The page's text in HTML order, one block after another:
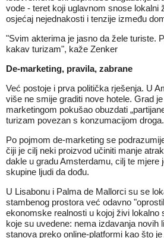
vode - teret koji uglavnom snose lokalni
osjećaj nejednakosti i tenzije između
"Svim akterima je jasno da žele turiste.
kakav turizam", kaže Zenker
De-marketing, pravila, zabrane
Već postoje i prva politička rješenja. U
više ne smije graditi nove hotele. Grad
marketingom pokušao obuzdati
turizam povezan s konzumacijom droga.
Po pojmom de-marketing se
čiji je cilj neki proizvod učiniti manje
dakle u gradu Amsterdamu, cilj te mjere
skupine ljudi da dođu.
U Lisabonu i Palma de Mallorci su se
stambenog prostora već odavno
ekonomske realnosti u kojoj živi lokalno
koje su uvedene: nema izdavanja novih
stanova preko online-platformi kao što